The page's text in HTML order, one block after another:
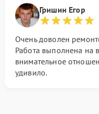
Гришин Егор
Очень доволен
Работа выполнена на
внимательное
удивило.